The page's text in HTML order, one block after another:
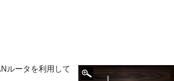
ルータを利用して